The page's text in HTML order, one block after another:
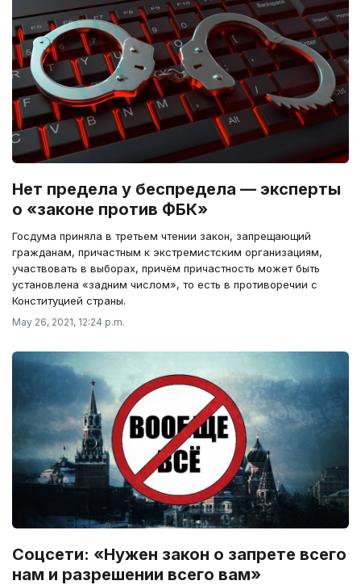
Нет предела у беспредела — эксперты
о «законе против ФБК»
Госдума приняла в третьем чтении закон, запрещающий
гражданам, причастным к экстремистским организациям,
участвовать в выборах, причём причастность может быть
установлена «задним числом», то есть в противоречии с
Конституцией страны.
May 26, 2021, 12:24 p.m.
Соцсети: «Нужен закон о запрете всего
нам и разрешении всего вам»